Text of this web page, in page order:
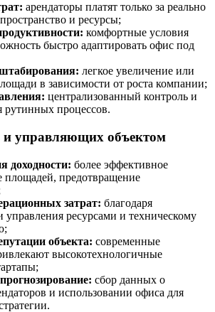
арендаторы платят только за реально
и ресурсы;
комфортные условия
быстро адаптировать офис под
легкое увеличение или
в зависимости от роста компании;
централизованный контроль и
рутинных процессов.
и управляющих объектом
доходности: более эффективное
площадей, предотвращение
затрат: благодаря
управления ресурсами и техническому
объекта: современные
высокотехнологичные
сбор данных о
и использовании офиса для